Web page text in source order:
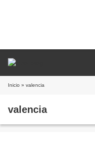
Inicio » valencia
valencia